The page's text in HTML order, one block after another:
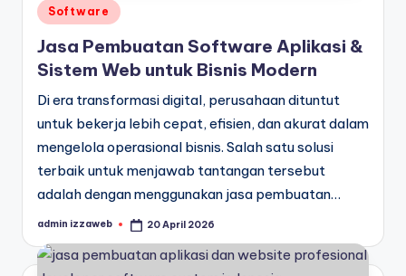
Posted
in
Software
Jasa Pembuatan Software Aplikasi &
Sistem Web untuk Bisnis Modern
Di era transformasi digital, perusahaan dituntut
untuk bekerja lebih cepat, efisien, dan akurat dalam
mengelola operasional bisnis. Salah satu solusi
terbaik untuk menjawab tantangan tersebut
adalah dengan menggunakan jasa pembuatan…
Posted
admin izzaweb 20 April 2026